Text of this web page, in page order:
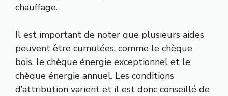
chauffage.
Il est important de noter que plusieurs aides
peuvent être cumulées, comme le chèque
bois, le chèque énergie exceptionnel et le
chèque énergie annuel. Les conditions
d’attribution varient et il est donc conseillé de